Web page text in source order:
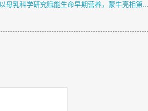
以母乳科学研究赋能生命早期营养，蒙牛亮相第...